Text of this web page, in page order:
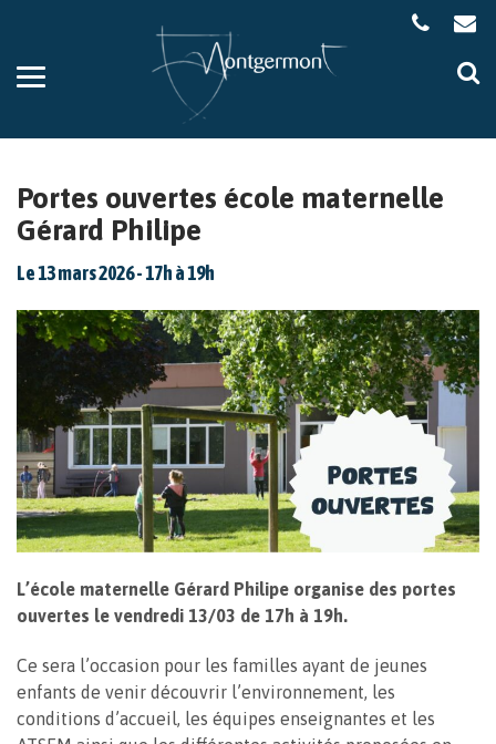
Aller
la
Portes ouvertes école maternelle
Gérard Philipe
Le13mars2026- 17h à 19h
L’école maternelle Gérard Philipe organise des portes
ouvertes le vendredi 13/03 de 17h à 19h.
Ce sera l’occasion pour les familles ayant de jeunes
enfants de venir découvrir l’environnement, les
conditions d’accueil, les équipes enseignantes et les